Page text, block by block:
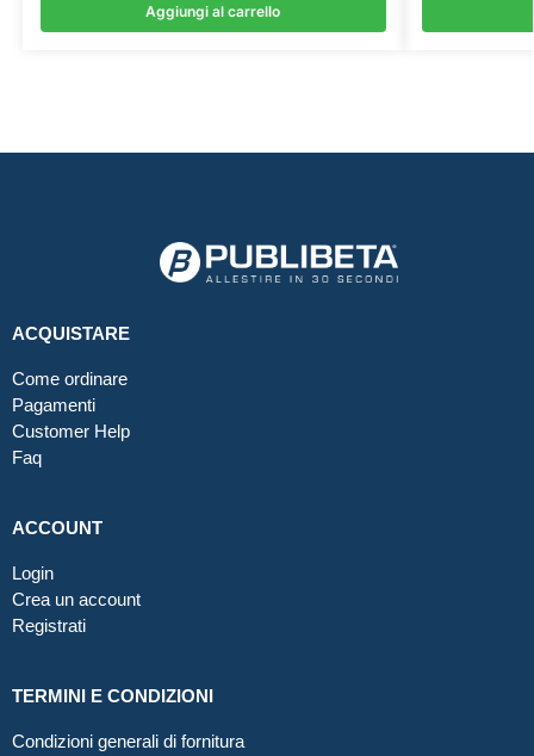
Aggiungi al carrello
ACQUISTARE
Come ordinare
Pagamenti
Customer Help
Faq
ACCOUNT
Login
Crea un account
Registrati
TERMINI E CONDIZIONI
Condizioni generali di fornitura